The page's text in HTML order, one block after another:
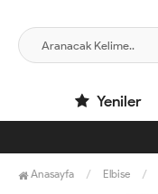
Yeniler
Anasayfa Elbise